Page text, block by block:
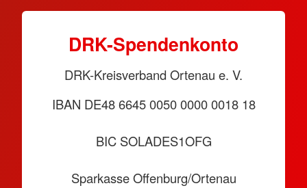
DRK-Spendenkonto
DRK-Kreisverband Ortenau e. V.
IBAN DE48 6645 0050 0000 0018 18
BIC SOLADES1OFG
Sparkasse Offenburg/Ortenau